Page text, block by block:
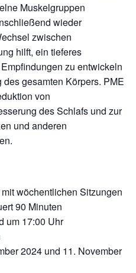
Muskelgruppen
wieder
zwischen
hilft, ein tieferes
zu entwickeln
gesamten Körpers. PME
von
des Schlafs und zur
und anderen
wöchentlichen Sitzungen
90 Minuten
um 17:00 Uhr
2024 und 11. November